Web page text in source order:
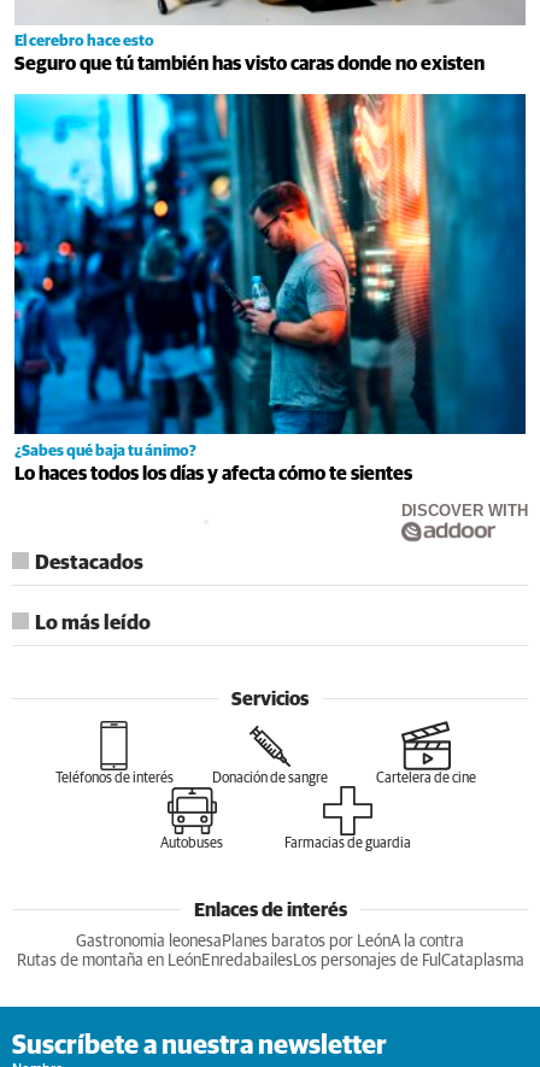
El cerebro hace esto
Seguro que tú también has visto caras donde no existen
¿Sabes qué baja tu ánimo?
Lo haces todos los días y afecta cómo te sientes
DISCOVER WITH
Destacados
Lo más leído
Servicios
Teléfonos de interés Donación de sangre Cartelera de cine
Autobuses Farmacias de guardia
Enlaces de interés
Gastronomia leonesa Planes baratos por LeónA la contra
Rutas de montaña en LeónEnredabailesLos personajes de Ful Cataplasma
Suscríbete a nuestra newsletter